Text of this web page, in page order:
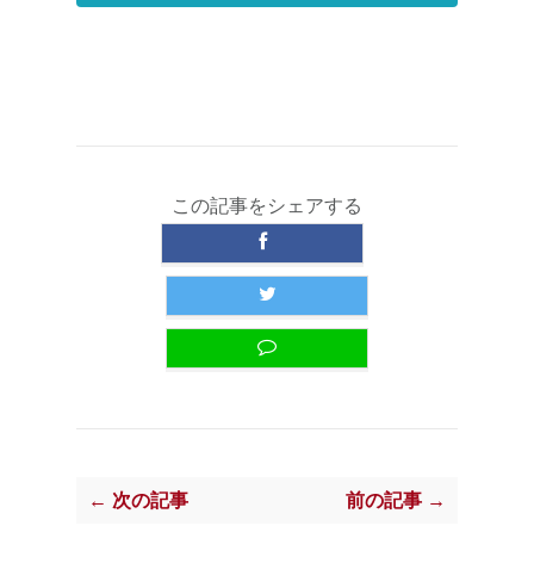
この記事をシェアする
← 次の記事 前の記事 →